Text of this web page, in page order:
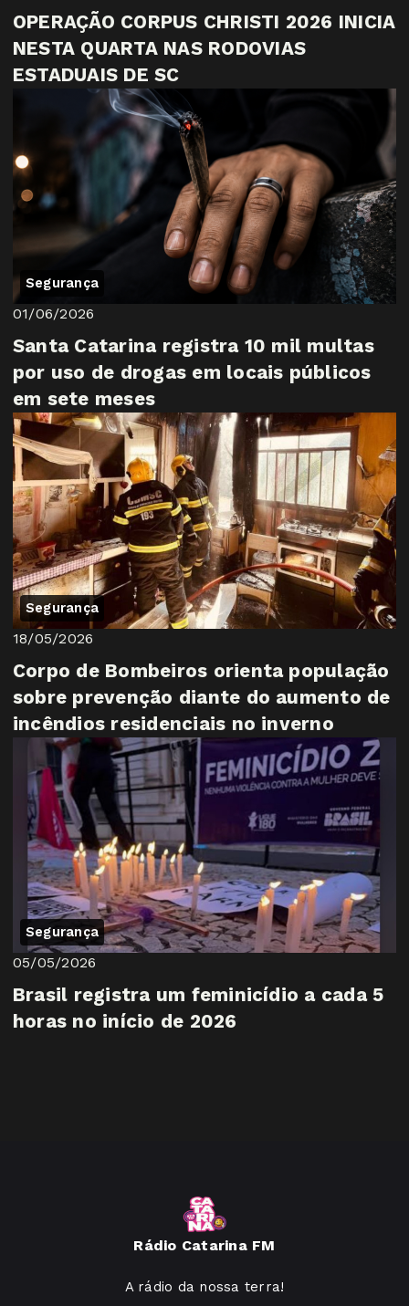
OPERAÇÃO CORPUS CHRISTI 2026 INICIA
NESTA QUARTA NAS RODOVIAS
ESTADUAIS DE SC
Segurança
01/06/2026
Santa Catarina registra 10 mil multas
por uso de drogas em locais públicos
em sete meses
Segurança
18/05/2026
Corpo de Bombeiros orienta população
sobre prevenção diante do aumento de
incêndios residenciais no inverno
Segurança
05/05/2026
Brasil registra um feminicídio a cada 5
horas no início de 2026
Rádio Catarina FM
A rádio da nossa terra!